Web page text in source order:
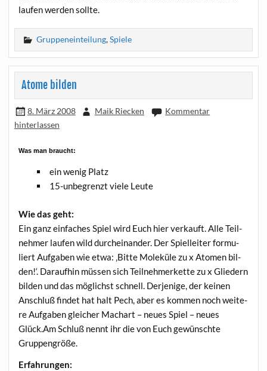
lau­fen wer­den sollte.
Gruppeneinteilung,Spiele
Atome bilden
8. März 2008 Maik Riecken
Kommentar
hinterlassen
Was man braucht:
ein wenig Platz
15-unbe­grenzt vie­le Leute
Wie das geht:
Ein ganz ein­fa­ches Spiel wird Euch hier ver­kauft. Alle Teil­
neh­mer lau­fen wild durch­ein­an­der. Der Spiel­lei­ter for­mu­
liert Auf­ga­ben wie etwa: ‚Bit­te Mole­kü­le zu x Ato­men bil­
den!‘. Dar­auf­hin müs­sen sich Teil­neh­mer­ket­te zu x Glie­dern
bil­den und das mög­lichst schnell. Der­je­ni­ge, der kei­nen
Anschluß fin­det hat halt Pech, aber es kom­men noch wei­te­
re Auf­ga­ben glei­cher Mach­art – neu­es Spiel – neu­es
Glück.Am Schluß nennt ihr die von Euch gewünsch­te
Gruppengröße.
Erfah­run­gen: